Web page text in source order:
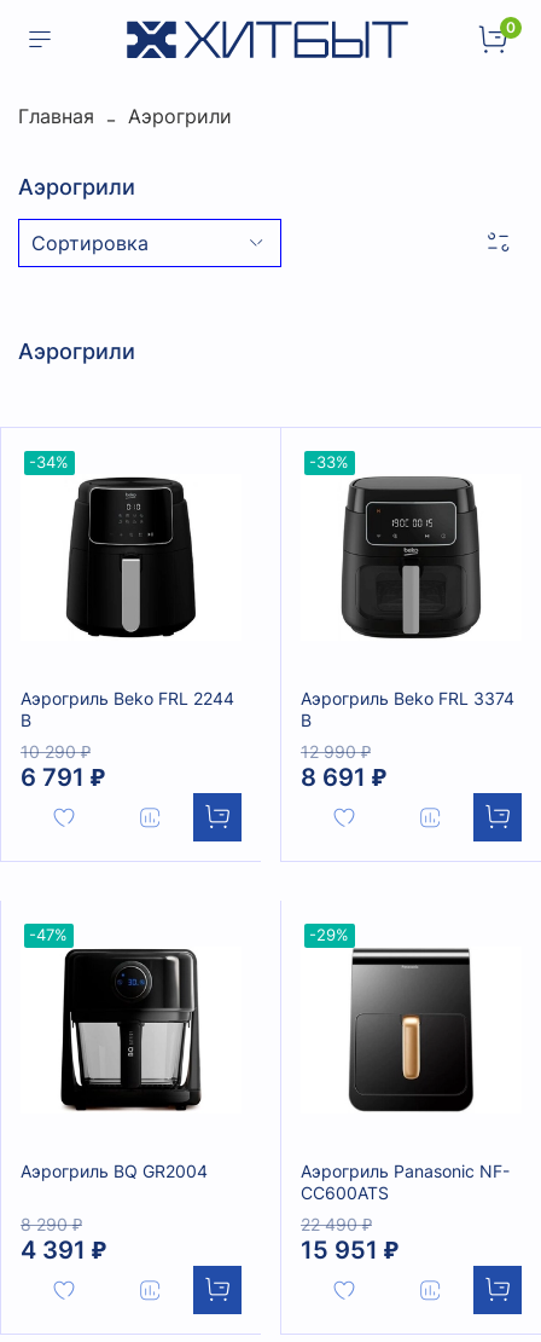
0
Главная Аэрогрили
Аэрогрили
Аэрогрили
-34%
Аэрогриль Beko FRL 2244
B
10 290 ₽
6 791 ₽
-33%
Аэрогриль Beko FRL 3374
B
12 990 ₽
8 691 ₽
-47%
Аэрогриль BQ GR2004
8 290 ₽
4 391 ₽
-29%
Аэрогриль Panasonic NF-
CC600ATS
22 490 ₽
15 951 ₽